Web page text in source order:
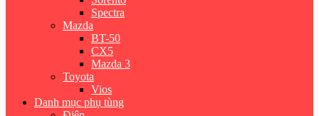
Spectra
Mazda
BT-50
CX5
Mazda 3
Toyota
Vios
Danh mục phụ tùng